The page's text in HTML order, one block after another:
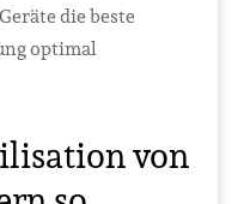
die beste
optimal
von